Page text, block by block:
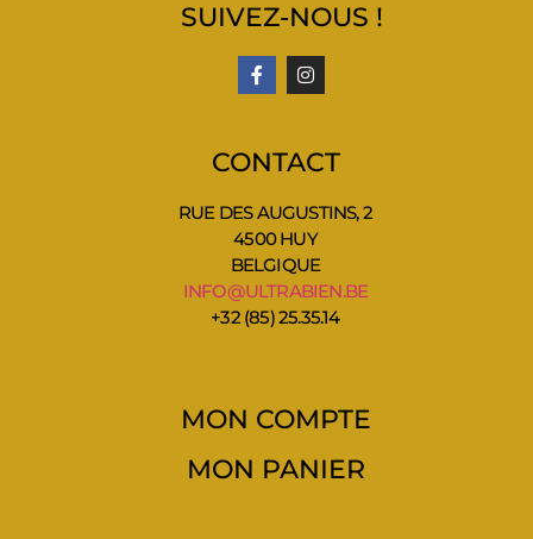
SUIVEZ-NOUS !
CONTACT
RUE DES AUGUSTINS, 2
4500 HUY
BELGIQUE
INFO@ULTRABIEN.BE
+32 (85) 25.35.14
MON COMPTE
MON PANIER